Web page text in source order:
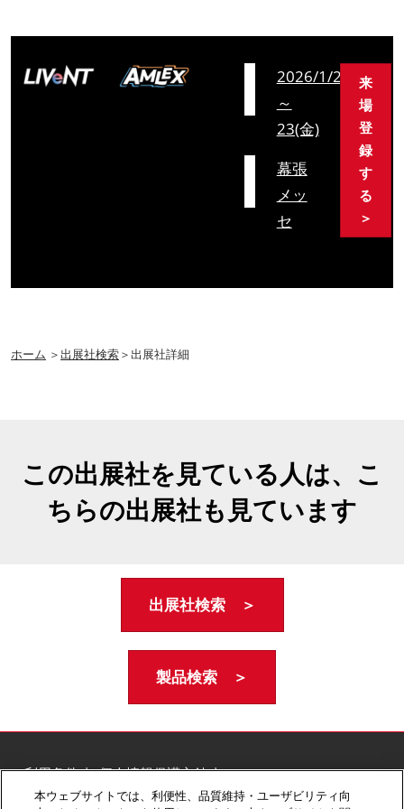
2026/1/21(水)
～
23(金)
幕張
メッ
セ
来
場
登
録
す
る
＞
ホーム ＞出展社検索＞出展社詳細
この出展社を見ている人は、こ
ちらの出展社も見ています
出展社検索 ＞
製品検索 ＞
ご利用条件
個人情報保護方針
個人情報に関する修正・利用停止など
本ウェブサイトでは、利便性、品質維持・ユーザビリティ向